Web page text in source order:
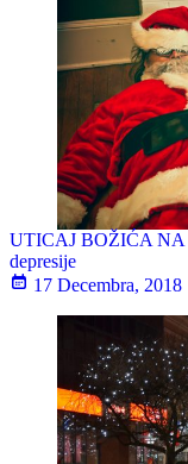
UTICAJ BOŽIĆA NA
depresije
17 Decembra, 2018